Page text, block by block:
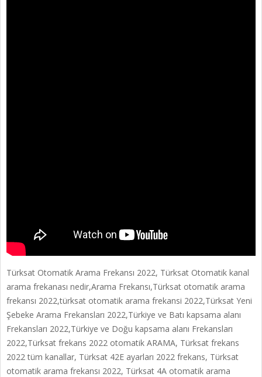
Türksat Otomatik Arama Frekansı 2022, Türksat Otomatik kanal
arama frekanası nedir,Arama Frekansı,Türksat otomatik arama
frekansı 2022,türksat otomatik arama frekansi 2022,Türksat Yeni
Şebeke Arama Frekansları 2022,Türkiye ve Batı kapsama alanı
Frekansları 2022,Türkiye ve Doğu kapsama alanı Frekansları
2022,Türksat frekans 2022 otomatik ARAMA, Türksat frekans
2022 tüm kanallar, Türksat 42E ayarları 2022 frekans, Türksat
otomatik arama frekansı 2022, Türksat 4A otomatik arama